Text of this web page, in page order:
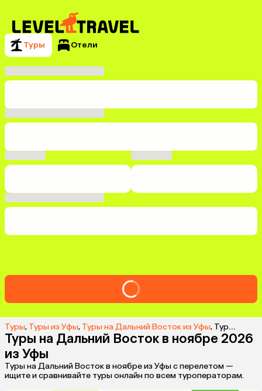
Туры Отели
Туры, Туры из Уфы, Туры на Дальний Восток из Уфы, Туры на Дальний Восток в ноябре 2026 из Уфы
Туры на Дальний Восток в ноябре 2026
из Уфы
Туры на Дальний Восток в ноябре из Уфы с перелетом —
ищите и сравнивайте туры онлайн по всем туроператорам.